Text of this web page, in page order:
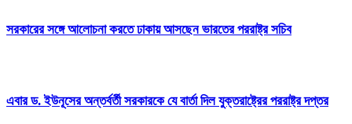
সরকারের সঙ্গে আলোচনা করতে ঢাকায় আসছেন ভারতের পররাষ্ট্র সচিব
এবার ড. ইউনূসের অন্তর্বর্তী সরকারকে যে বার্তা দিল যুক্তরাষ্ট্রের পররাষ্ট্র দপ্তর